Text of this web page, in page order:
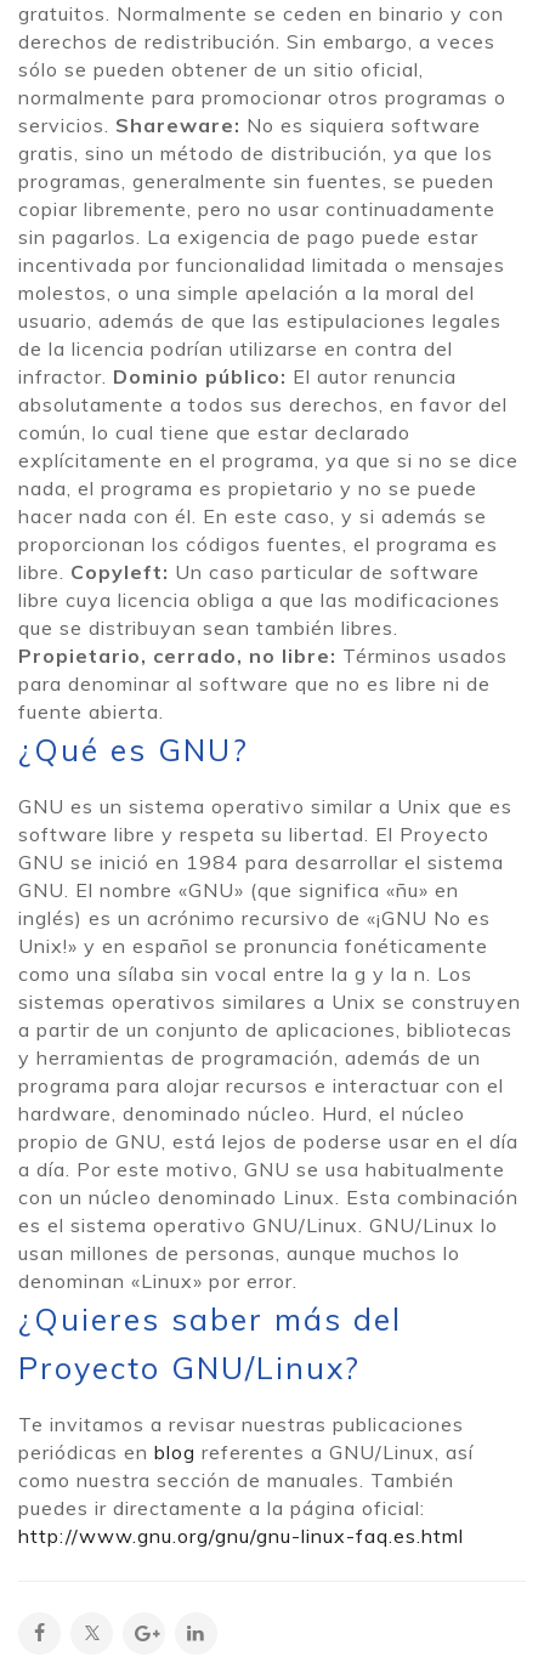
gratuitos. Normalmente se ceden en binario y con
derechos de redistribución. Sin embargo, a veces
sólo se pueden obtener de un sitio oficial,
normalmente para promocionar otros programas o
servicios. Shareware: No es siquiera software
gratis, sino un método de distribución, ya que los
programas, generalmente sin fuentes, se pueden
copiar libremente, pero no usar continuadamente
sin pagarlos. La exigencia de pago puede estar
incentivada por funcionalidad limitada o mensajes
molestos, o una simple apelación a la moral del
usuario, además de que las estipulaciones legales
de la licencia podrían utilizarse en contra del
infractor. Dominio público: El autor renuncia
absolutamente a todos sus derechos, en favor del
común, lo cual tiene que estar declarado
explícitamente en el programa, ya que si no se dice
nada, el programa es propietario y no se puede
hacer nada con él. En este caso, y si además se
proporcionan los códigos fuentes, el programa es
libre. Copyleft: Un caso particular de software
libre cuya licencia obliga a que las modificaciones
que se distribuyan sean también libres.
Propietario, cerrado, no libre: Términos usados
para denominar al software que no es libre ni de
fuente abierta.
¿Qué es GNU?
GNU es un sistema operativo similar a Unix que es
software libre y respeta su libertad. El Proyecto
GNU se inició en 1984 para desarrollar el sistema
GNU. El nombre «GNU» (que significa «ñu» en
inglés) es un acrónimo recursivo de «¡GNU No es
Unix!» y en español se pronuncia fonéticamente
como una sílaba sin vocal entre la g y la n. Los
sistemas operativos similares a Unix se construyen
a partir de un conjunto de aplicaciones, bibliotecas
y herramientas de programación, además de un
programa para alojar recursos e interactuar con el
hardware, denominado núcleo. Hurd, el núcleo
propio de GNU, está lejos de poderse usar en el día
a día. Por este motivo, GNU se usa habitualmente
con un núcleo denominado Linux. Esta combinación
es el sistema operativo GNU/Linux. GNU/Linux lo
usan millones de personas, aunque muchos lo
denominan «Linux» por error.
¿Quieres saber más del
Proyecto GNU/Linux?
Te invitamos a revisar nuestras publicaciones
periódicas en blog referentes a GNU/Linux, así
como nuestra sección de manuales. También
puedes ir directamente a la página oficial:
http://www.gnu.org/gnu/gnu-linux-faq.es.html